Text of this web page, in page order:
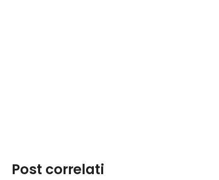
Post correlati